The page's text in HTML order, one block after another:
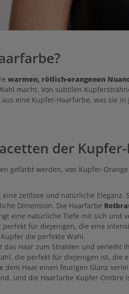
warmen, rötlich-orangenen
macht. Von subtilen
eine Kupfer-Haarfarbe, was sie
der
gefärbt werden, von Kupfer-
eine zeitlose und natürliche
Dimension. Die Haarfarbe
eine natürliche Tiefe mit sich und
perfekt für diejenigen, die eine
die perfekte Wahl.
das Haar zum Strahlen und verleiht
die perfekt für diejenigen ist, die
dem Haar einen feurigen Glanz
und die Haarfarbe Kupfer-Ombre